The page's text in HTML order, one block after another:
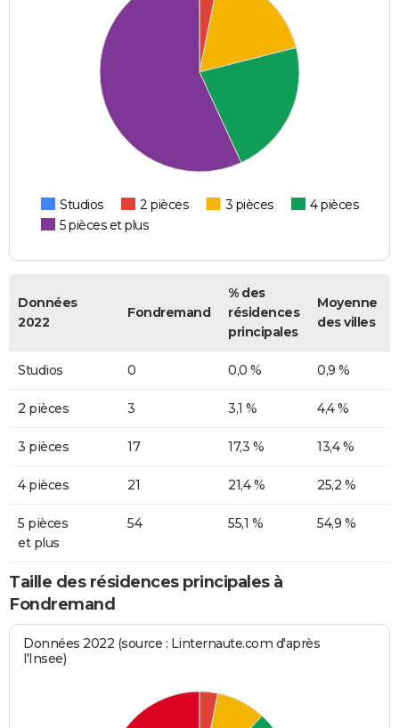
Studios 2 pièces 3 pièces
4 pièces
5 pièces et plus
Données
2022
Fondremand
% des
résidences
principales
Moyenne
des villes
Studios 0 0,0 % 0,9 %
2 pièces 3 3,1 % 4,4 %
3 pièces 17 17,3 % 13,4 %
4 pièces 21 21,4 % 25,2 %
5 pièces
et plus
54 55,1 % 54,9 %
Taille des résidences principales à
Fondremand
Données 2022 (source : Linternaute.com d'après
l'Insee)